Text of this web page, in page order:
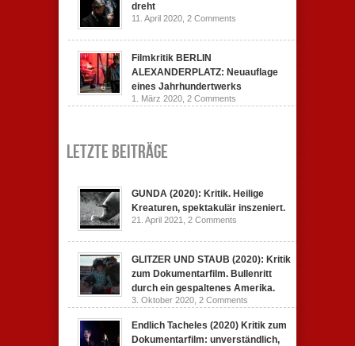
dreht
11. April 2020, 2 Comments
Filmkritik BERLIN
ALEXANDERPLATZ: Neuauflage
eines Jahrhundertwerks
1. März 2020, 2 Comments
Letzte Beiträge
GUNDA (2020): Kritik. Heilige
Kreaturen, spektakulär inszeniert.
21. April 2021, 2 Comments
GLITZER UND STAUB (2020): Kritik
zum Dokumentarfilm. Bullenritt
durch ein gespaltenes Amerika.
3. Oktober 2020, 2 Comments
Endlich Tacheles (2020) Kritik zum
Dokumentarfilm: unverständlich,